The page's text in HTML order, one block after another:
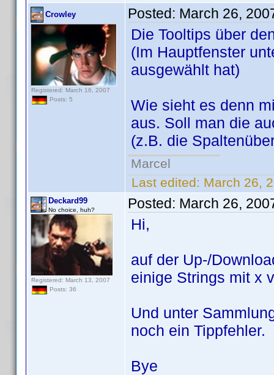
Crowley
Registered: March 16, 2007
Posts: 5
Posted: March 26,
Die Tooltips über
(Im Hauptfenster
ausgewählt hat)
Wie sieht es denn
aus. Soll man die
(z.B. die
Marcel
Last edited: March 26,
Deckard99
No choice, huh?
Registered: March 13, 2007
Posts: 36
Posted: March 26,
Hi,
auf der Up-/
einige Strings mit x
Und unter
noch ein Tippfehler.
Bye